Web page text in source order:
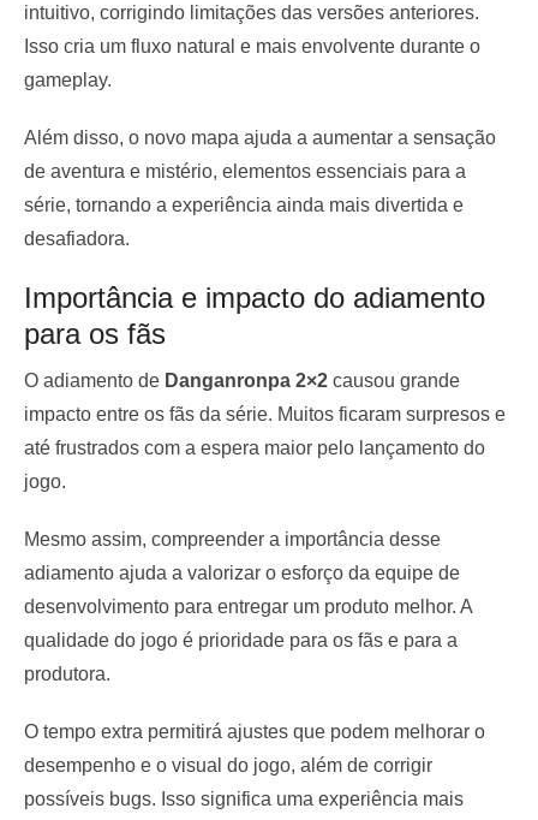
intuitivo, corrigindo limitações das versões anteriores.
Isso cria um fluxo natural e mais envolvente durante o
gameplay.
Além disso, o novo mapa ajuda a aumentar a sensação
de aventura e mistério, elementos essenciais para a
série, tornando a experiência ainda mais divertida e
desafiadora.
Importância e impacto do adiamento
para os fãs
O adiamento de Danganronpa 2×2 causou grande
impacto entre os fãs da série. Muitos ficaram surpresos e
até frustrados com a espera maior pelo lançamento do
jogo.
Mesmo assim, compreender a importância desse
adiamento ajuda a valorizar o esforço da equipe de
desenvolvimento para entregar um produto melhor. A
qualidade do jogo é prioridade para os fãs e para a
produtora.
O tempo extra permitirá ajustes que podem melhorar o
desempenho e o visual do jogo, além de corrigir
possíveis bugs. Isso significa uma experiência mais